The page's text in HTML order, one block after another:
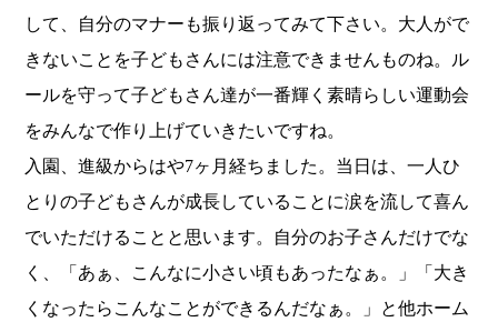
して、 自分のマナーも振り返ってみて下さい。 大人がで
きないことを子どもさんには注意できませんものね。 ル
ールを守って子どもさん達が一番輝く素晴らしい運動会
をみんなで作り上げていきたいですね。
入園、進級からはや7ヶ月経ちました。当日は、一人ひ
とりの子どもさんが成長していることに涙を流して喜ん
でいただけることと思います。自分のお子さんだけでな
く、「あぁ、 こんなに小さい頃もあったなぁ。」「 大き
くなったらこんなことができるんだなぁ。」 と他ホーム